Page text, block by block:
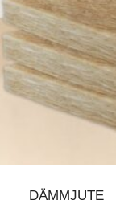
DÄMMJUTE